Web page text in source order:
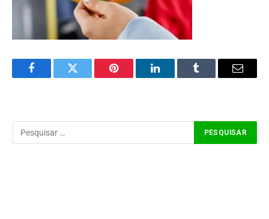
FacebookTwitter Pinterest LinkedInTumblr Email